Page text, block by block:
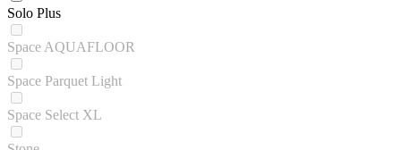
Solo Plus
Space AQUAFLOOR
Space Parquet Light
Space Select XL